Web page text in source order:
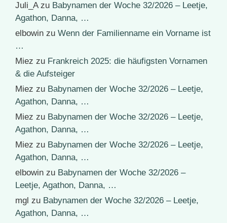
Juli_Azu Babynamen der Woche 32/2026 – Leetje,
Agathon, Danna, …
elbowin zu Wenn der Familienname ein Vorname ist
…
Miez zu Frankreich 2025: die häufigsten Vornamen
& die Aufsteiger
Miez zu Babynamen der Woche 32/2026 – Leetje,
Agathon, Danna, …
Miez zu Babynamen der Woche 32/2026 – Leetje,
Agathon, Danna, …
Miez zu Babynamen der Woche 32/2026 – Leetje,
Agathon, Danna, …
elbowin zu Babynamen der Woche 32/2026 –
Leetje, Agathon, Danna, …
mgl zu Babynamen der Woche 32/2026 – Leetje,
Agathon, Danna, …